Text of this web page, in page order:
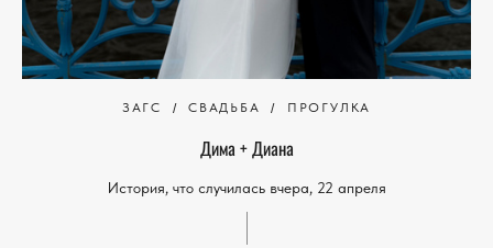
ЗАГС СВАДЬБА ПРОГУЛКА
Дима + Диана
История, что случилась вчера, 22 апреля